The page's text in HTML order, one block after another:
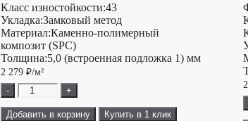
Класс изностойкости:43
Укладка:Замковый метод
Материал:Каменно-полимерный
композит (SPC)
Толщина:5,0 (встроенная подложка 1) мм
2 279₽/м²
-
+
Добавить в корзину Купить в 1 клик